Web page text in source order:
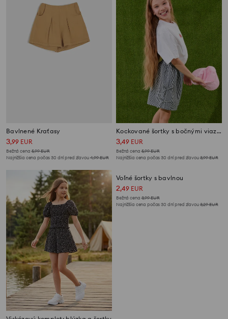
Bavlnené Kraťasy
3,99 EUR
Bežná cena 5,99EUR
Najnižšia cena počas 30 dní pred zľavou4,99EUR
Kockované šortky s bočnými viazaniami
3,49 EUR
Bežná cena 5,99EUR
Najnižšia cena počas 30 dní pred zľavou3,99EUR
Voľné šortky s bavlnou
2,49 EUR
Bežná cena 3,99EUR
Najnižšia cena počas 30 dní pred zľavou3,29EUR